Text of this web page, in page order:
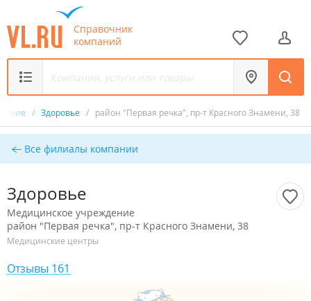
Справочник
компаний
/ Здоровье / район "Первая речка", пр-т Красного Знамени, 38
Все филиалы компании
Здоровье
Медицинское учреждение
район "Первая речка", пр-т Красного Знамени, 38
Медицинские центры
Отзывы 161